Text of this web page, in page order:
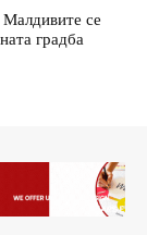
се
градба